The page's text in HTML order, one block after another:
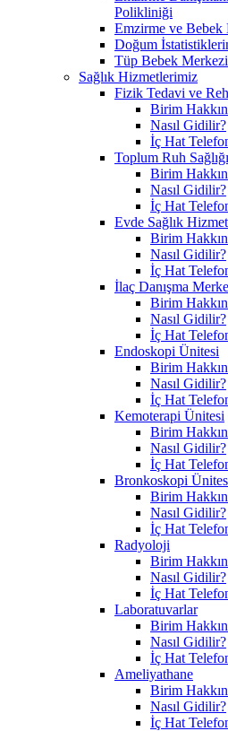
Polikliniği
Emzirme ve Bebek
Doğum
Tüp Bebek Merkezi
Sağlık Hizmetlerimiz
Fizik Tedavi ve
Birim
Nasıl Gidilir?
İç Hat
Toplum Ruh
Birim
Nasıl Gidilir?
İç Hat
Evde Sağlık
Birim
Nasıl Gidilir?
İç Hat
İlaç Danışma
Birim
Nasıl Gidilir?
İç Hat
Endoskopi Ünitesi
Birim
Nasıl Gidilir?
İç Hat
Kemoterapi Ünitesi
Birim
Nasıl Gidilir?
İç Hat
Bronkoskopi
Birim
Nasıl Gidilir?
İç Hat
Radyoloji
Birim
Nasıl Gidilir?
İç Hat
Laboratuvarlar
Birim
Nasıl Gidilir?
İç Hat
Ameliyathane
Birim
Nasıl Gidilir?
İç Hat